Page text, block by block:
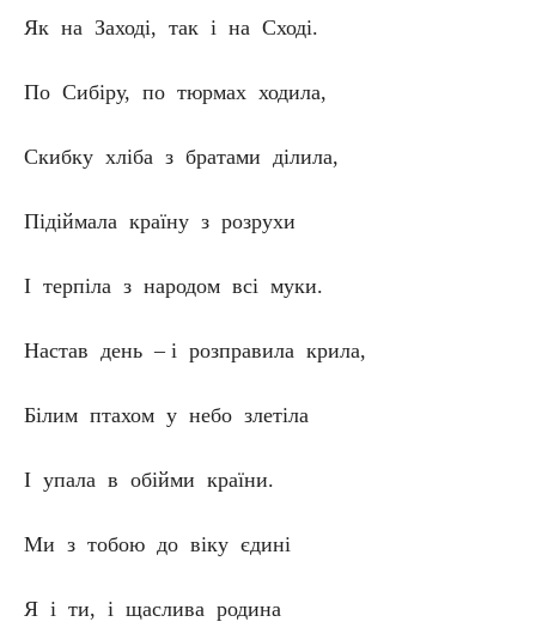
Як на Заході, так і на Сході.
По Сибіру, по тюрмах ходила,
Скибку хліба з братами ділила,
Підіймала країну з розрухи
І терпіла з народом всі муки.
Настав день – і розправила крила,
Білим птахом у небо злетіла
І упала в обійми країни.
Ми з тобою до віку єдині
Я і ти, і щаслива родина